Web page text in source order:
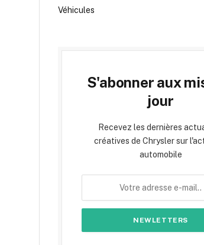
Véhicules
S'abonner aux
jour
Recevez les dernières
créatives de Chrysler sur
automobile